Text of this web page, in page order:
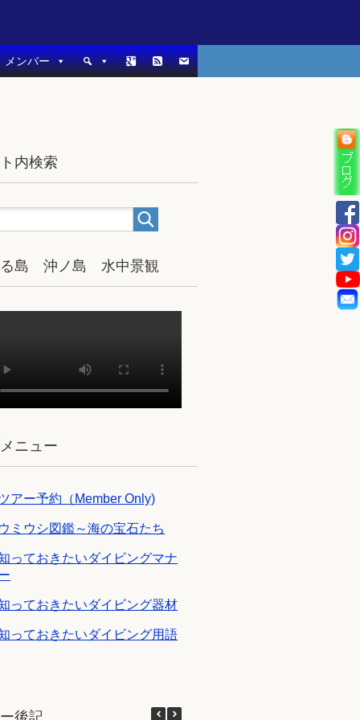
メンバー
内検索
る島 沖ノ島 水中景観
ニュー
アー予約（Member Only)
ウミウシ図鑑～海の宝石たち
っておきたいダイビングマナ
っておきたいダイビング器材
っておきたいダイビング用語